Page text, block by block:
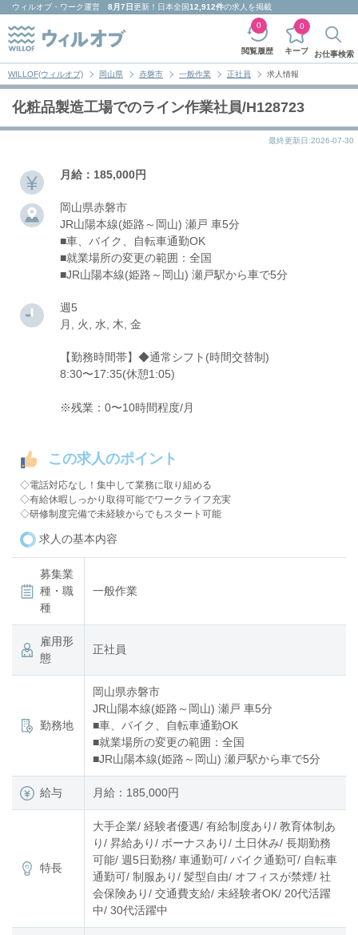
ウィルオブ・ワーク運営 8月7日更新！日本全国12,912件の求人を掲載
閲覧履歴
0
キープ
0
お仕事検索
WILLOF(ウィルオブ) 岡山県 赤磐市 一般作業 正社員 求人情報
化粧品製造工場でのライン作業社員/H128723
最終更新日:2026-07-30
月給：185,000円
岡山県赤磐市
JR山陽本線(姫路～岡山) 瀬戸 車5分
■車、バイク、自転車通勤OK
■就業場所の変更の範囲：全国
■JR山陽本線(姫路～岡山) 瀬戸駅から車で5分
週5
月, 火, 水, 木, 金
【勤務時間帯】◆通常シフト(時間交替制)
8:30〜17:35(休憩1:05)
※残業：0〜10時間程度/月
この求人のポイント
◇電話対応なし！集中して業務に取り組める
◇有給休暇しっかり取得可能でワークライフ充実
◇研修制度完備で未経験からでもスタート可能
求人の基本内容
募集業
種・職
種
一般作業
雇用形
態
正社員
勤務地
岡山県赤磐市
JR山陽本線(姫路～岡山) 瀬戸 車5分
■車、バイク、自転車通勤OK
■就業場所の変更の範囲：全国
■JR山陽本線(姫路～岡山) 瀬戸駅から車で5分
給与 月給：185,000円
特長
大手企業/ 経験者優遇/ 有給制度あり/ 教育体制あ
り/ 昇給あり/ ボーナスあり/ 土日休み/ 長期勤務
可能/ 週5日勤務/ 車通勤可/ バイク通勤可/ 自転車
通勤可/ 制服あり/ 髪型自由/ オフィスが禁煙/ 社
会保険あり/ 交通費支給/ 未経験者OK/ 20代活躍
中/ 30代活躍中